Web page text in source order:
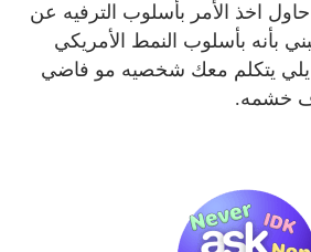
اخذ الأمر بأسلوب الترفيه عن
بأنه بأسلوب النمط الأمريكي
يتكلم معك شخصيه مو فاضي
خشمه.